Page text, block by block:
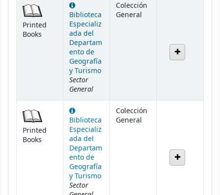
Printed
Books
Biblioteca
Especializ
ada del
Departam
ento de
Geografía
y Turismo
Sector
General
Colección
General
Printed
Books
Biblioteca
Especializ
ada del
Departam
ento de
Geografía
y Turismo
Sector
Colección
General